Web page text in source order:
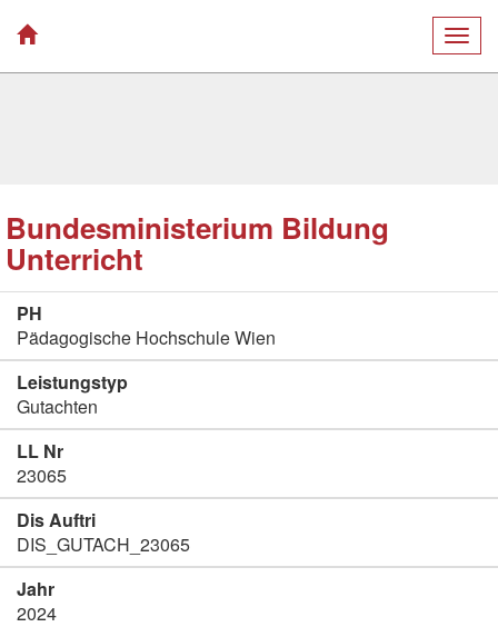
Bundesministerium Bildung
Unterricht
PH
Pädagogische Hochschule Wien
Leistungstyp
Gutachten
LL Nr
23065
Dis Auftri
DIS_GUTACH_23065
Jahr
2024